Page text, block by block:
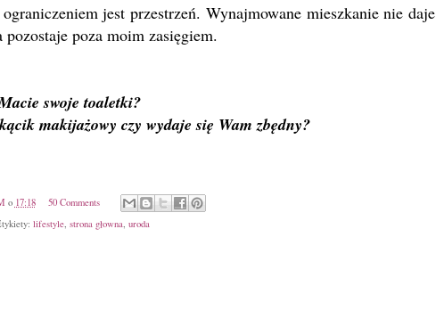
jest przestrzeń. Wynajmowane mieszkanie nie daje
poza moim zasięgiem.
swoje toaletki?
makijażowy czy wydaje się Wam zbędny?
o 17:18
50 Comments
lifestyle, strona głowna, uroda